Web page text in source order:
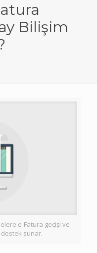
Bilişim
e-Fatura geçişi ve
destek sunar.